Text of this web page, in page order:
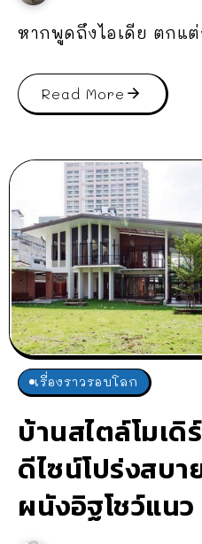
หากพูดถึงไอเดีย ตกแ
Read More
เรื่องราวรอบโลก
บ้านสไตล์โมเ
ดีไซน์โปร่งสบ
ผนังอิฐโชว์แนว